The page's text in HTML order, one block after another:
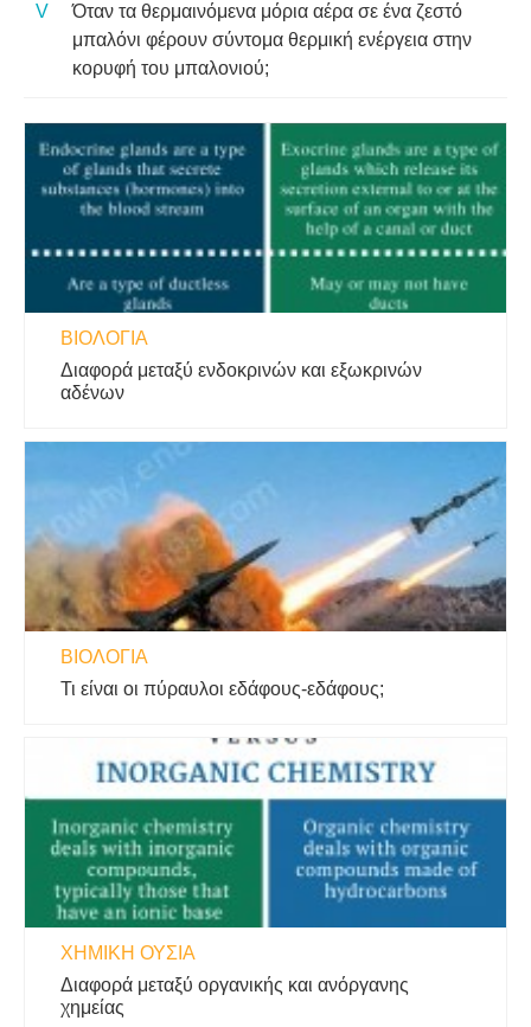
Όταν τα θερμαινόμενα μόρια αέρα σε ένα ζεστό
μπαλόνι φέρουν σύντομα θερμική ενέργεια στην
κορυφή του μπαλονιού;
ΒΙΟΛΟΓΊΑ
Διαφορά μεταξύ ενδοκρινών και εξωκρινών
αδένων
ΒΙΟΛΟΓΊΑ
Τι είναι οι πύραυλοι εδάφους-εδάφους;
ΧΗΜΙΚΉ ΟΥΣΊΑ
Διαφορά μεταξύ οργανικής και ανόργανης
χημείας